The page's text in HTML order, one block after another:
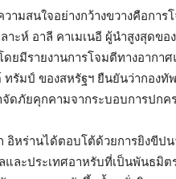
มสนใจอย่างกว้างขวางคือการ
าะห์ อาลี คาเมเนอี ผู้นำสูงสุด
ดยมีรายงานการโจมตีทางอากา
รัมป์ ของสหรัฐฯ ยืนยันว่ากองทั
จัดภัยคุกคามจากระบอบการปกค
อิหร่านได้ตอบโต้ด้วยการยิงขีป
ลและประเทศอาหรับที่เป็นพันธมิ